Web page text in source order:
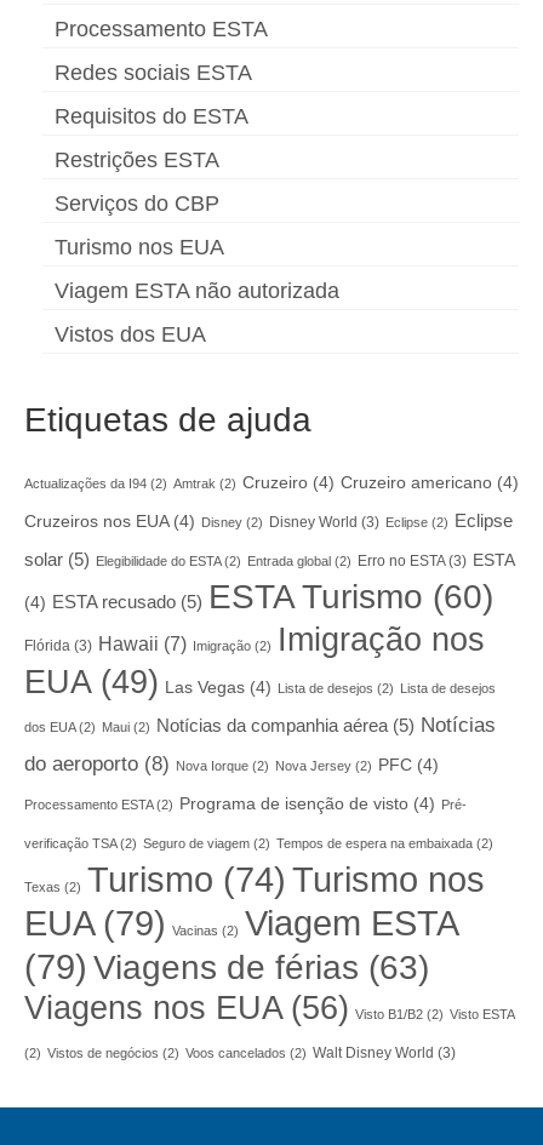
Processamento ESTA
Redes sociais ESTA
Requisitos do ESTA
Restrições ESTA
Serviços do CBP
Turismo nos EUA
Viagem ESTA não autorizada
Vistos dos EUA
Etiquetas de ajuda
Actualizações da I94 (2) Amtrak (2) Cruzeiro (4) Cruzeiro americano (4)
Cruzeiros nos EUA(4) Disney (2) Disney World (3) Eclipse (2)
Eclipse
solar (5) Elegibilidade do ESTA(2) Entrada global (2) Erro no ESTA(3) ESTA
(4) ESTA recusado (5) ESTA Turismo (60)
Flórida (3) Hawaii (7) Imigração (2)
Imigração nos
EUA(49) Las Vegas (4) Lista de desejos (2) Lista de desejos
dos EUA(2) Maui (2) Notícias da companhia aérea(5) Notícias
do aeroporto (8) Nova Iorque (2) Nova Jersey (2) PFC (4)
Processamento ESTA(2) Programa de isenção de visto (4) Pré-
verificação TSA(2) Seguro de viagem (2) Tempos de espera na embaixada (2)
Texas (2) Turismo (74) Turismo nos
EUA(79) Vacinas (2) Viagem ESTA
(79) Viagens de férias (63)
Viagens nos EUA(56) Visto B1/B2 (2) Visto ESTA
(2) Vistos de negócios (2) Voos cancelados (2) Walt Disney World (3)